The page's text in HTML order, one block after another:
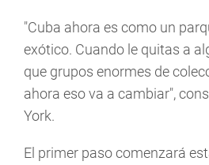
"Cuba ahora es como un
exótico. Cuando le quitas a
que grupos enormes de
ahora eso va a cambiar",
York.
El primer paso comenzará